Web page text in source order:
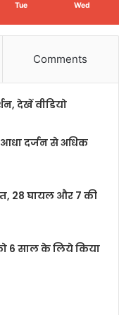
Tue Wed
Comments
देखें वीडियो
आधा दर्जन से अधिक
28 घायल और 7 की
6 साल के लिये किया